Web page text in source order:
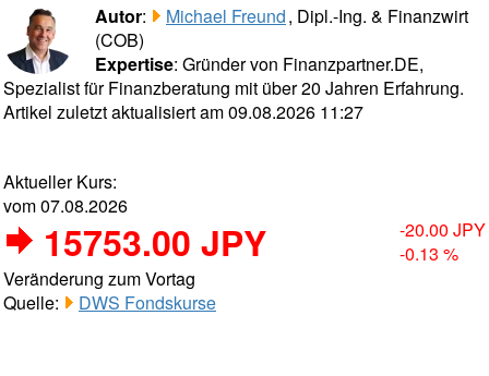
Autor: Michael Freund, Dipl.-Ing. & Finanzwirt
(COB)
Expertise: Gründer von Finanzpartner.DE,
Spezialist für Finanzberatung mit über 20 Jahren Erfahrung.
Artikel zuletzt aktualisiert am 09.08.2026 11:27
Aktueller Kurs:
vom 07.08.2026
15753.00 JPY
-20.00 JPY
-0.13 %
Veränderung zum Vortag
Quelle:
DWS Fondskurse